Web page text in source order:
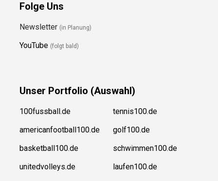
Folge Uns
Newsletter (in Planung)
YouTube (folgt bald)
Unser Portfolio (Auswahl)
100fussball.de
americanfootball100.de
basketball100.de
unitedvolleys.de
tennis100.de
golf100.de
schwimmen100.de
laufen100.de